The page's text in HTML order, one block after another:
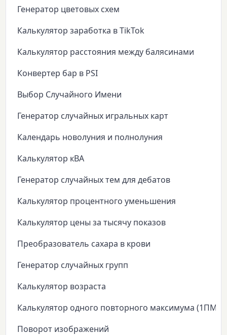
Генератор цветовых схем
Калькулятор заработка в TikTok
Калькулятор расстояния между балясинами
Конвертер бар в PSI
Выбор Случайного Имени
Генератор случайных игральных карт
Календарь новолуния и полнолуния
Калькулятор кВА
Генератор случайных тем для дебатов
Калькулятор процентного уменьшения
Калькулятор цены за тысячу показов
Преобразователь сахара в крови
Генератор случайных групп
Калькулятор возраста
Калькулятор одного повторного максимума (1ПМ)
Поворот изображений